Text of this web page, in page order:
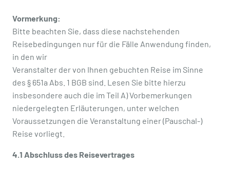
Vormerkung:
Bitte beachten Sie, dass diese nachstehenden
Reisebedingungen nur für die Fälle Anwendung finden,
in den wir
Veranstalter der von Ihnen gebuchten Reise im Sinne
des § 651a Abs. 1 BGB sind. Lesen Sie bitte hierzu
insbesondere auch die im Teil A) Vorbemerkungen
niedergelegten Erläuterungen, unter welchen
Voraussetzungen die Veranstaltung einer (Pauschal-)
Reise vorliegt.
4.1 Abschluss des Reisevertrages